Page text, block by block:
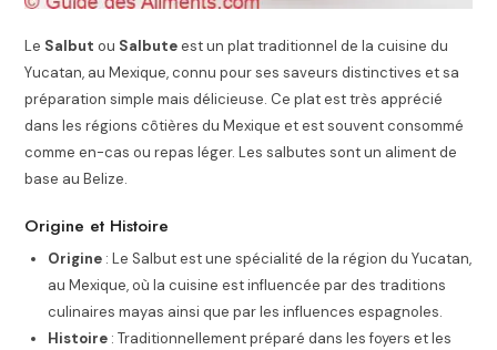
Le Salbut ou Salbuteest un plat traditionnel de la cuisine du
Yucatan, au Mexique, connu pour ses saveurs distinctives et sa
préparation simple mais délicieuse. Ce plat est très apprécié
dans les régions côtières du Mexique et est souvent consommé
comme en-cas ou repas léger. Les salbutes sont un aliment de
base au Belize.
Origine et Histoire
Origine : Le Salbut est une spécialité de la région du Yucatan,
au Mexique, où la cuisine est influencée par des traditions
culinaires mayas ainsi que par les influences espagnoles.
Histoire : Traditionnellement préparé dans les foyers et les